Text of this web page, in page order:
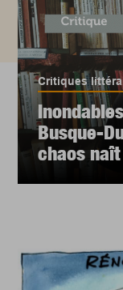
Critiques
Busque-
chaos